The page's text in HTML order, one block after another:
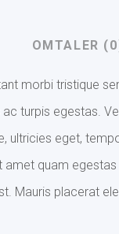
OMTALER
morbi tristique
turpis egestas.
ultricies eget,
amet quam
Mauris placerat